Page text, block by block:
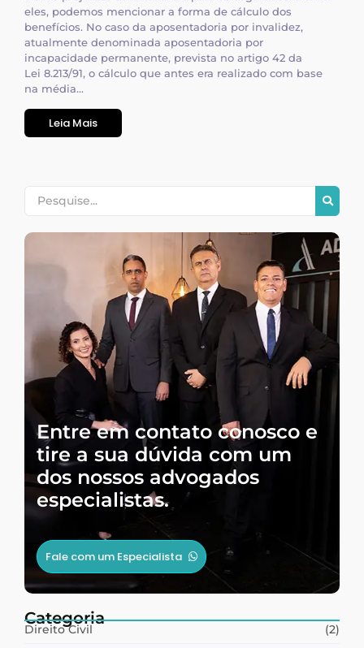
eles, podemos mencionar a forma de cálculo dos
benefícios. No caso da aposentadoria por invalidez,
atualmente denominada aposentadoria por
incapacidade permanente, prevista no artigo 42 da
Lei 8.213/91, o cálculo que antes era realizado com base
na média...
Leia Mais
Entre em contato conosco e
tire a sua dúvida com um
dos nossos advogados
especialistas.
Fale com um Especialista
Categoria
Direito Civil (2)